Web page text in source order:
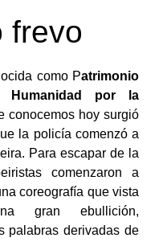
frevo
como Patrimonio
Humanidad por la
conocemos hoy surgió
la policía comenzó a
Para escapar de la
comenzaron a
coreografía que vista
gran ebullición,
palabras derivadas de